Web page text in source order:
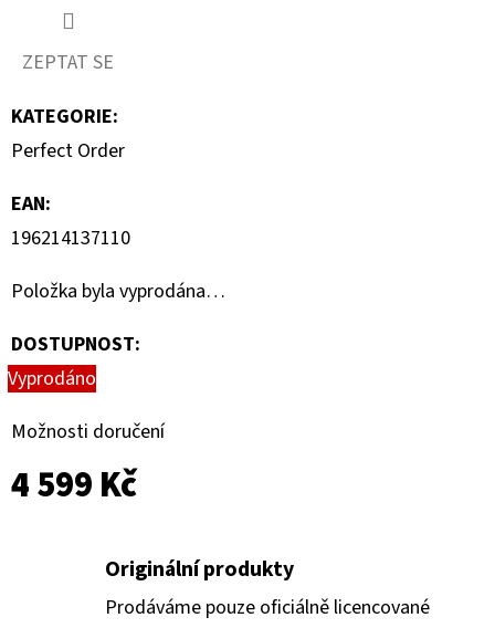
ZEPTAT SE
KATEGORIE:
Perfect Order
EAN:
196214137110
Položka byla vyprodána…
DOSTUPNOST:
Vyprodáno
Možnosti doručení
4 599 Kč
Originální produkty
Prodáváme pouze oficiálně licencované